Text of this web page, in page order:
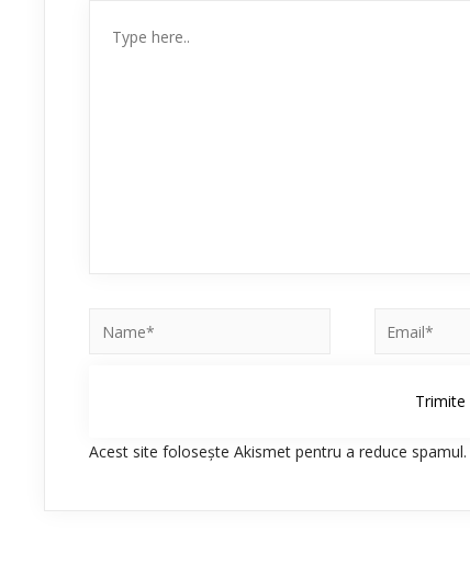
Acest site folosește Akismet pentru a reduce spamul.